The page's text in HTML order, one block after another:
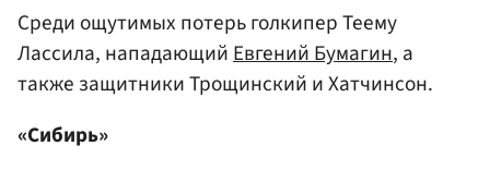
Среди ощутимых потерь голкипер Теему
Лассила, нападающийЕвгений Бумагин, а
также защитники Трощинский и Хатчинсон.
«Сибирь»